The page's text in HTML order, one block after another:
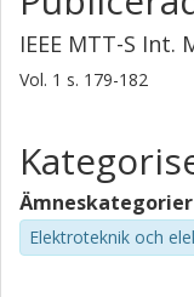
IEEE MTT-S Int.
Vol. 1 s. 179-182
Ämneskategorier
Elektroteknik och